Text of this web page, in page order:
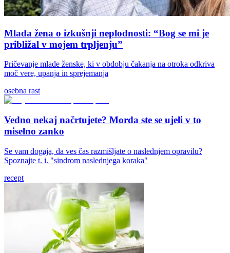
Mlada žena o izkušnji neplodnosti: “Bog se mi je
približal v mojem trpljenju”
Pričevanje mlade ženske, ki v obdobju čakanja na otroka odkriva
moč vere, upanja in sprejemanja
osebna rast
Vedno nekaj načrtujete? Morda ste se ujeli v to
miselno zanko
Se vam dogaja, da ves čas razmišljate o naslednjem opravilu?
Spoznajte t. i. "sindrom naslednjega koraka"
recept